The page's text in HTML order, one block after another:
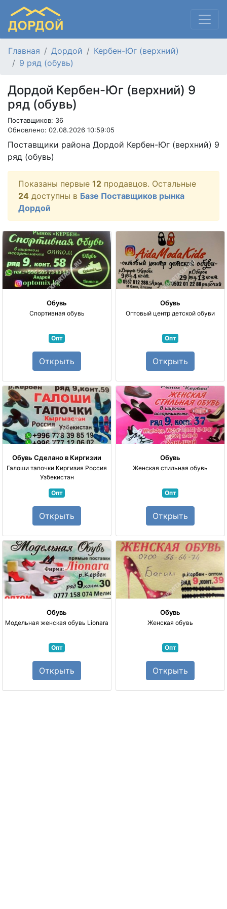
Главная Дордой
Кербен-Юг (верхний)
9 ряд (обувь)
Дордой Кербен-Юг (верхний) 9
ряд (обувь)
Поставщиков: 36
Обновлено: 02.08.2026 10:59:05
Поставщики района Дордой Кербен-Юг (верхний) 9
ряд (обувь)
Показаны первые 12 продавцов. Остальные
24 доступны в Базе Поставщиков рынка
Дордой
Обувь
Спортивная обувь
Опт
Открыть
Обувь
Оптовый центр детской обуви
Опт
Открыть
Обувь Сделано в Киргизии
Галоши тапочки Киргизия Россия
Узбекистан
Опт
Открыть
Обувь
Женская стильная обувь
Опт
Открыть
Обувь
Модельная женская обувь Lionara
Опт
Открыть
Обувь
Женская обувь
Опт
Открыть